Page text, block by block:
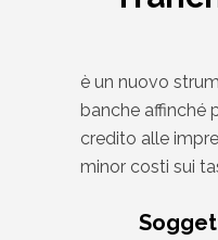
è un nuovo
banche affinché
credito alle
minor costi sui